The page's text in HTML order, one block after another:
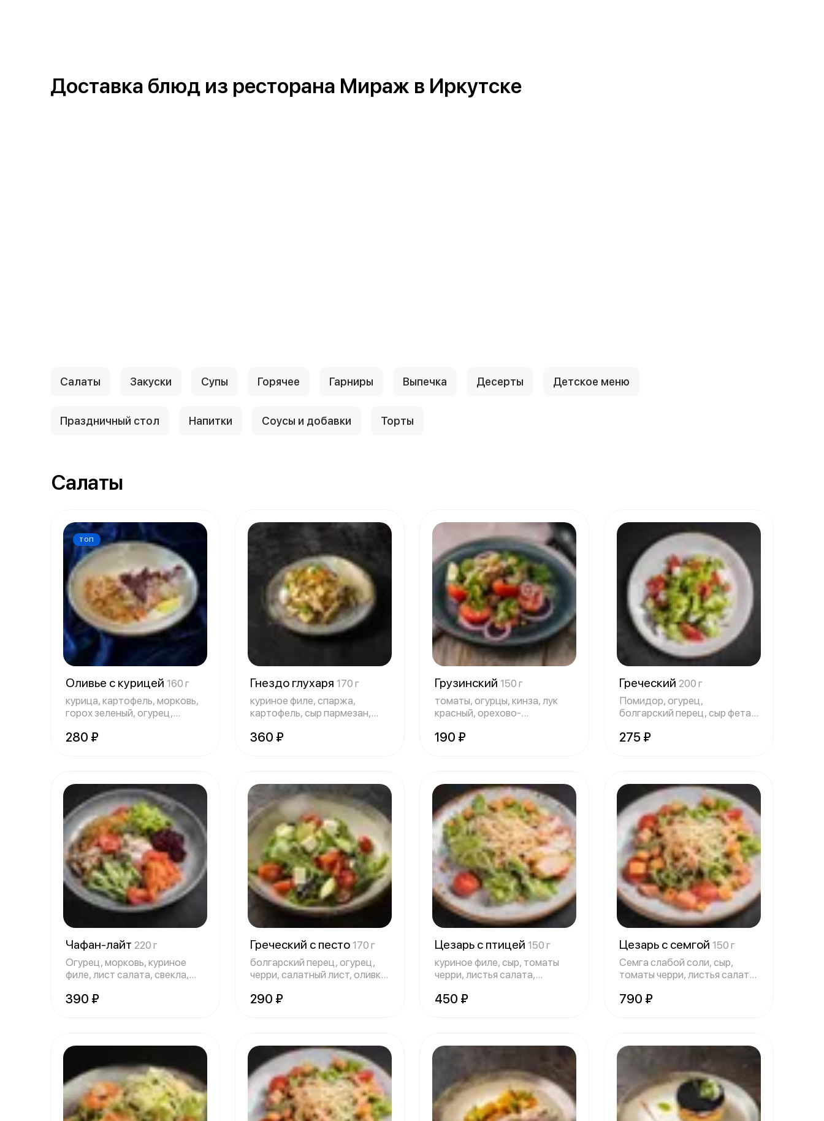
Доставка блюд из ресторана Мираж в Иркутске
Салаты Закуски Супы Горячее Гарниры Выпечка Десерты Детское меню
Праздничный стол Напитки Соусы и добавки Торты
Салаты
ТОП
Оливье с курицей 160 г
курица, картофель, морковь,
горох зеленый, огурец,
280 ₽
Гнездо глухаря 170 г
куриное филе, спаржа,
картофель, сыр пармезан,
360 ₽
Грузинский 150 г
томаты, огурцы, кинза, лук
красный, орехово-
190 ₽
Греческий 200 г
Помидор, огурец,
болгарский перец, сыр фета,
275 ₽
Чафан-лайт 220 г
Огурец, морковь, куриное
филе, лист салата, свекла,
390 ₽
Греческий с песто 170 г
болгарский перец, огурец,
черри, салатный лист, оливки,
290 ₽
Цезарь с птицей 150 г
куриное филе, сыр, томаты
черри, листья салата,
450 ₽
Цезарь с семгой 150 г
Семга слабой соли, сыр,
томаты черри, листья салата,
790 ₽